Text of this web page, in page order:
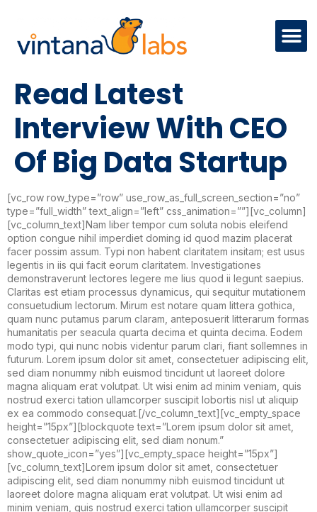
Read Latest
Interview With CEO
Of Big Data Startup
[vc_row row_type=”row” use_row_as_full_screen_section=”no”
type=”full_width” text_align=”left” css_animation=””][vc_column]
[vc_column_text]Nam liber tempor cum soluta nobis eleifend
option congue nihil imperdiet doming id quod mazim placerat
facer possim assum. Typi non habent claritatem insitam; est usus
legentis in iis qui facit eorum claritatem. Investigationes
demonstraverunt lectores legere me lius quod ii legunt saepius.
Claritas est etiam processus dynamicus, qui sequitur mutationem
consuetudium lectorum. Mirum est notare quam littera gothica,
quam nunc putamus parum claram, anteposuerit litterarum formas
humanitatis per seacula quarta decima et quinta decima. Eodem
modo typi, qui nunc nobis videntur parum clari, fiant sollemnes in
futurum. Lorem ipsum dolor sit amet, consectetuer adipiscing elit,
sed diam nonummy nibh euismod tincidunt ut laoreet dolore
magna aliquam erat volutpat. Ut wisi enim ad minim veniam, quis
nostrud exerci tation ullamcorper suscipit lobortis nisl ut aliquip
ex ea commodo consequat.[/vc_column_text][vc_empty_space
height=”15px”][blockquote text=”Lorem ipsum dolor sit amet,
consectetuer adipiscing elit, sed diam nonum.”
show_quote_icon=”yes”][vc_empty_space height=”15px”]
[vc_column_text]Lorem ipsum dolor sit amet, consectetuer
adipiscing elit, sed diam nonummy nibh euismod tincidunt ut
laoreet dolore magna aliquam erat volutpat. Ut wisi enim ad
minim veniam, quis nostrud exerci tation ullamcorper suscipit